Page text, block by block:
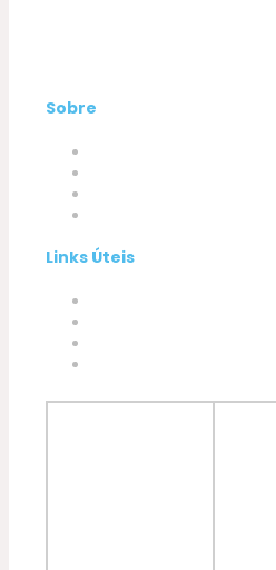
Sobre
Links Úteis